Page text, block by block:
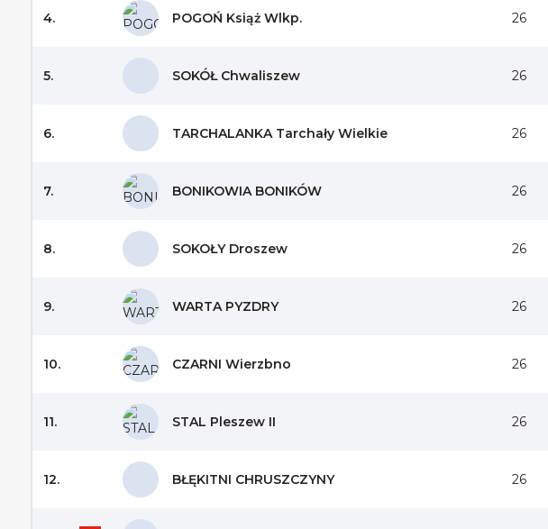
4. POGOŃ Książ Wlkp. 26
5. SOKÓŁ Chwaliszew 26
6. TARCHALANKA Tarchały Wielkie 26
7. BONIKOWIA BONIKÓW 26
8. SOKOŁY Droszew 26
9. WARTA PYZDRY 26
10. CZARNI Wierzbno 26
11. STAL Pleszew II 26
12. BŁĘKITNI CHRUSZCZYNY 26